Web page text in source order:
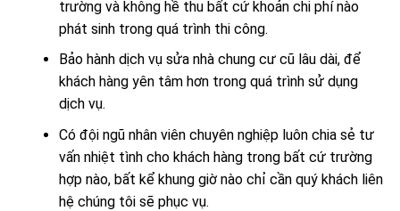
trường và không hề thu bất cứ khoản chi phí nào
phát sinh trong quá trình thi công.
Bảo hành dịch vụ sửa nhà chung cư cũ lâu dài, để
khách hàng yên tâm hơn trong quá trình sử dụng
dịch vụ.
Có đội ngũ nhân viên chuyên nghiệp luôn chia sẻ tư
vấn nhiệt tình cho khách hàng trong bất cứ trường
hợp nào, bất kể khung giờ nào chỉ cần quý khách liên
hệ chúng tôi sẽ phục vụ.